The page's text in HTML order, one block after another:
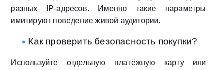
разных IP-адресов. Именно такие параметры
имитируют поведение живой аудитории.
Как проверить безопасность покупки?
Используйте отдельную платёжную карту или